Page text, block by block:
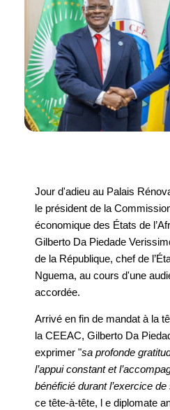
Jour d'adieu au Palais
le président de la
économique des États de
Gilberto Da Piedade
de la République, chef de
Nguema, au cours d'une
accordée.
Arrivé en fin de mandat à la
la CEEAC, Gilberto Da
exprimer "sa profonde
l’appui constant et
bénéficié durant l’exercice
ce tête-à-tête, l e diplomate